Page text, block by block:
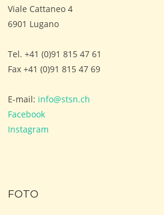
Viale Cattaneo 4
6901 Lugano
Tel. +41 (0)91 815 47 61
Fax +41 (0)91 815 47 69
E-mail: info@stsn.ch
Facebook
Instagram
FOTO